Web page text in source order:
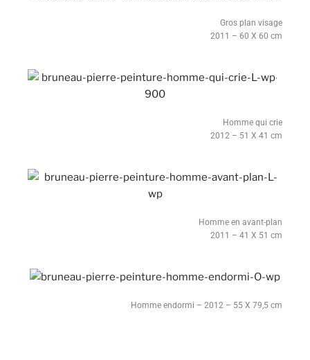
Gros plan visage
2011 – 60 X 60 cm
Homme qui crie
2012 – 51 X 41 cm
Homme en avant-plan
2011 – 41 X 51 cm
Homme endormi – 2012 – 55 X 79,5 cm